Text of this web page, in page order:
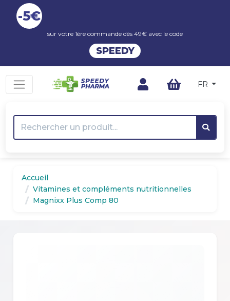
-5€
sur votre 1ère commande dès 49€ avec le code
SPEEDY
FR
Accueil
Vitamines et compléments nutritionnelles
Magnixx Plus Comp 80